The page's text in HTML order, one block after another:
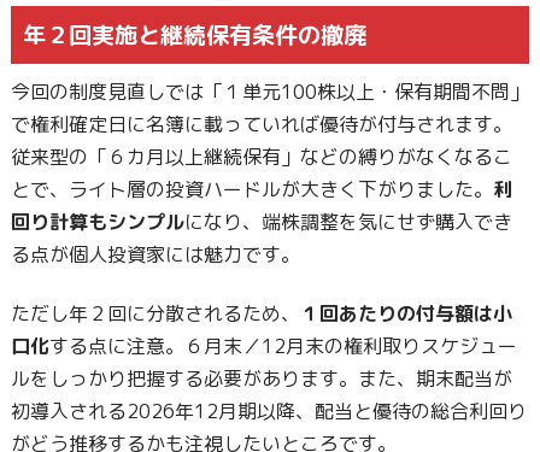
年２回実施と継続保有条件の撤廃
今回の制度見直しでは「１単元100株以上・保有期間不問」
で権利確定日に名簿に載っていれば優待が付与されます。
従来型の「６カ月以上継続保有」などの縛りがなくなるこ
とで、ライト層の投資ハードルが大きく下がりました。 利
回り計算もシンプルになり、端株調整を気にせず購入でき
る点が個人投資家には魅力です。
ただし年２回に分散されるため、
１回あたりの付与額は小
口化する点に注意。６月末／12月末の権利取りスケジュー
ルをしっかり把握する必要があります。また、期末配当が
初導入される2026年12月期以降、配当と優待の総合利回り
がどう推移するかも注視したいところです。